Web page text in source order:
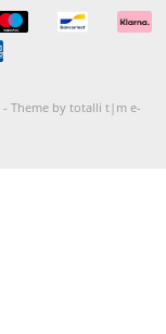
- Theme by totalli t|m e-